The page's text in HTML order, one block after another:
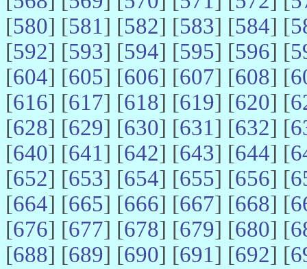
[580] [581] [582] [583] [584] [
[592] [593] [594] [595] [596] [
[604] [605] [606] [607] [608] [
[616] [617] [618] [619] [620] [
[628] [629] [630] [631] [632] [
[640] [641] [642] [643] [644] [
[652] [653] [654] [655] [656] [
[664] [665] [666] [667] [668] [
[676] [677] [678] [679] [680] [
[688] [689] [690] [691] [692] [